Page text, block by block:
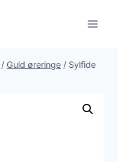
/ Guld øreringe / Sylfide